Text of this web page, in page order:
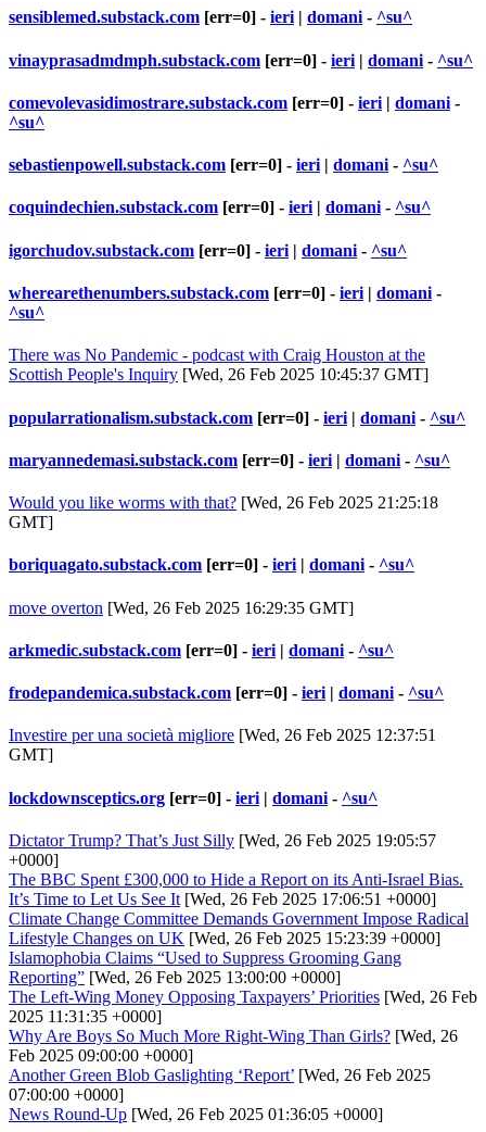
sensiblemed.substack.com [err=0] - ieri| domani- ^su^
vinayprasadmdmph.substack.com [err=0] - ieri | domani - ^su^
comevolevasidimostrare.substack.com [err=0] - ieri | domani -
^su^
sebastienpowell.substack.com [err=0] - ieri | domani - ^su^
coquindechien.substack.com [err=0] - ieri| domani- ^su^
igorchudov.substack.com [err=0] - ieri | domani - ^su^
wherearethenumbers.substack.com [err=0] - ieri | domani -
^su^
There was No Pandemic - podcast with Craig Houston at the
Scottish People's Inquiry [Wed, 26 Feb 2025 10:45:37 GMT]
popularrationalism.substack.com [err=0] - ieri | domani - ^su^
maryannedemasi.substack.com [err=0] - ieri | domani - ^su^
Would you like worms with that? [Wed, 26 Feb 2025 21:25:18
GMT]
boriquagato.substack.com [err=0] - ieri | domani - ^su^
move overton [Wed, 26 Feb 2025 16:29:35 GMT]
arkmedic.substack.com [err=0] - ieri | domani - ^su^
frodepandemica.substack.com [err=0] - ieri | domani - ^su^
Investire per una società migliore [Wed, 26 Feb 2025 12:37:51
GMT]
lockdownsceptics.org [err=0] - ieri | domani - ^su^
Dictator Trump? That’s Just Silly [Wed, 26 Feb 2025 19:05:57
+0000]
The BBC Spent £300,000 to Hide a Report on its Anti-Israel Bias.
It’s Time to Let Us See It [Wed, 26 Feb 2025 17:06:51 +0000]
Climate Change Committee Demands Government Impose Radical
Lifestyle Changes on UK [Wed, 26 Feb 2025 15:23:39 +0000]
Islamophobia Claims “Used to Suppress Grooming Gang
Reporting” [Wed, 26 Feb 2025 13:00:00 +0000]
The Left-Wing Money Opposing Taxpayers’ Priorities [Wed, 26 Feb
2025 11:31:35 +0000]
Why Are Boys So Much More Right-Wing Than Girls? [Wed, 26
Feb 2025 09:00:00 +0000]
Another Green Blob Gaslighting ‘Report’ [Wed, 26 Feb 2025
07:00:00 +0000]
News Round-Up [Wed, 26 Feb 2025 01:36:05 +0000]